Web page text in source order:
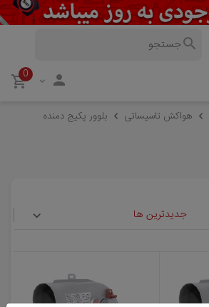
0
هواکش تاسیساتی بلوور پکیج دمنده
جدیدترین ها